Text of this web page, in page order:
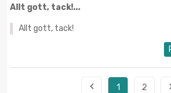
Allt gott, tack!...
Allt gott, tack!
 1 2